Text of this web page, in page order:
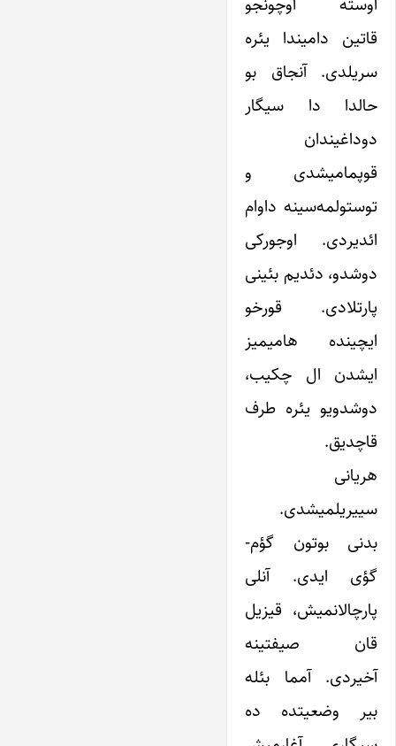
قاتین دامیندا یئره
سریلدی. آنجاق بو
حالدا دا سیگار
دوداغیندان
قوپمامیشدی و
توستولمه‌سینه داوام
ائدیردی. اوجورکی
دوشدو، دئدیم بئینی
پارتلادی. قورخو
ایچینده هامیمیز
ایشدن ال چکیب،
دوشدویو یئره طرف
قاچدیق.
هریانی
سییریلمیشدی.
بدنی بوتون گؤم-
گؤی ایدی. آنلی
پارچالانمیش، قیزیل
قان صیفتینه
آخیردی. آمما بئله
بیر وضعیتده ده